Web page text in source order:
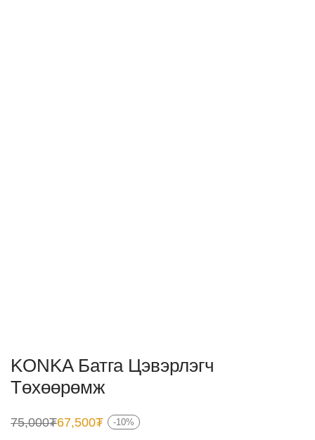
KONKA Батга Цэвэрлэгч
Төхөөрөмж
75,000₮
Original
67,500₮
Current
-10%